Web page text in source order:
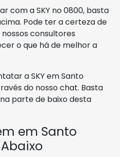
com a SKY no 0800, basta
Pode ter a certeza de
consultores
o que há de melhor a
a SKY em Santo
do nosso chat. Basta
parte de baixo desta
em Santo